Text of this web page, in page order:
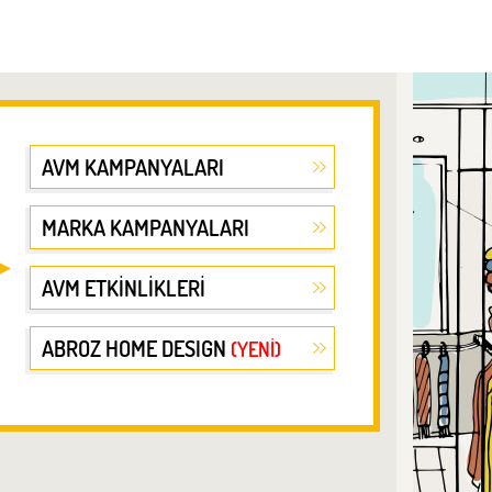
AVM KAMPANYALARI
MARKA KAMPANYALARI
AVM ETKİNLİKLERİ
ABROZ HOME DESIGN (YENİ)